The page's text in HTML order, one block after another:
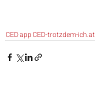
CEDappCED-trotzdem-ich.at